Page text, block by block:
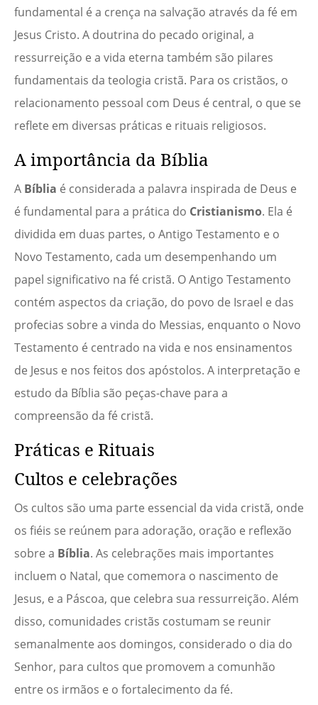
fundamental é a crença na salvação através da fé em
Jesus Cristo. A doutrina do pecado original, a
ressurreição e a vida eterna também são pilares
fundamentais da teologia cristã. Para os cristãos, o
relacionamento pessoal com Deus é central, o que se
reflete em diversas práticas e rituais religiosos.
A importância da Bíblia
A Bíblia é considerada a palavra inspirada de Deus e
é fundamental para a prática do Cristianismo. Ela é
dividida em duas partes, o Antigo Testamento e o
Novo Testamento, cada um desempenhando um
papel significativo na fé cristã. O Antigo Testamento
contém aspectos da criação, do povo de Israel e das
profecias sobre a vinda do Messias, enquanto o Novo
Testamento é centrado na vida e nos ensinamentos
de Jesus e nos feitos dos apóstolos. A interpretação e
estudo da Bíblia são peças-chave para a
compreensão da fé cristã.
Práticas e Rituais
Cultos e celebrações
Os cultos são uma parte essencial da vida cristã, onde
os fiéis se reúnem para adoração, oração e reflexão
sobre a Bíblia. As celebrações mais importantes
incluem o Natal, que comemora o nascimento de
Jesus, e a Páscoa, que celebra sua ressurreição. Além
disso, comunidades cristãs costumam se reunir
semanalmente aos domingos, considerado o dia do
Senhor, para cultos que promovem a comunhão
entre os irmãos e o fortalecimento da fé.